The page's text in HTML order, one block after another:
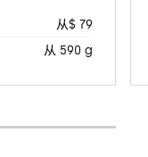
从$ 79
从 590 g